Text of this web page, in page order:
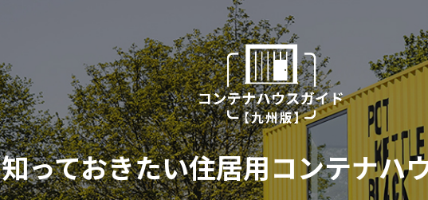
知っておきたい住居用コンテナハ